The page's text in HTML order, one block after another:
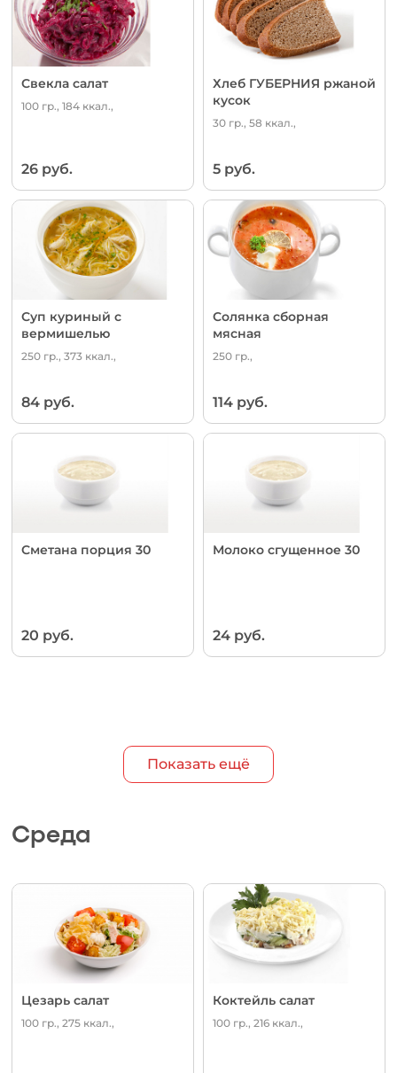
Свекла салат
100 гр., 184 ккал.,
26 руб.
Хлеб ГУБЕРНИЯ ржаной
кусок
30 гр., 58 ккал.,
5 руб.
Суп куриный с
вермишелью
250 гр., 373 ккал.,
84 руб.
Солянка сборная
мясная
250 гр.,
114 руб.
Сметана порция 30
20 руб.
Молоко сгущенное 30
24 руб.
Показать ещё
Среда
Цезарь салат
100 гр., 275 ккал.,
Коктейль салат
100 гр., 216 ккал.,